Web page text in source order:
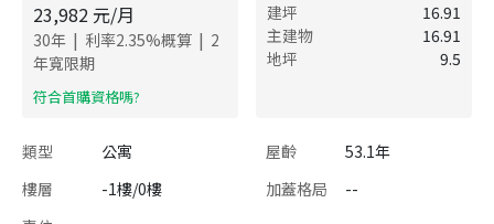
23,982 元/月
30年 | 利率2.35%概算 | 2
年寬限期
​符合首購資格嗎?
建坪
16.91
主建物
16.91
地坪
9.5
類型 公寓 屋齡
53.1年
樓層
-1樓/0樓 加蓋格局
--